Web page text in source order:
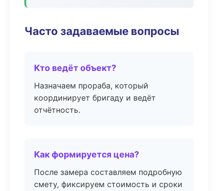
Часто задаваемые вопросы
Кто ведёт объект?
Назначаем прораба, который
координирует бригаду и ведёт
отчётность.
Как формируется цена?
После замера составляем подробную
смету, фиксируем стоимость и сроки